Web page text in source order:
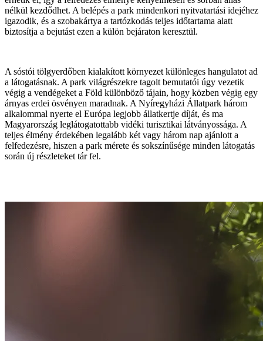
nélkül kezdődhet. A belépés a park mindenkori nyitvatartási idejéhez
igazodik, és a szobakártya a tartózkodás teljes időtartama alatt
biztosítja a bejutást ezen a külön bejáraton keresztül.
A sóstói tölgyerdőben kialakított környezet különleges hangulatot ad
a látogatásnak. A park világrészekre tagolt bemutatói úgy vezetik
végig a vendégeket a Föld különböző tájain, hogy közben végig egy
árnyas erdei ösvényen maradnak. A Nyíregyházi Állatpark három
alkalommal nyerte el Európa legjobb állatkertje díját, és ma
Magyarország leglátogatottabb vidéki turisztikai látványossága. A
teljes élmény érdekében legalább két vagy három nap ajánlott a
felfedezésre, hiszen a park mérete és sokszínűsége minden látogatás
során új részleteket tár fel.